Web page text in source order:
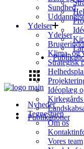
Nyheder
Tegnestuen
Om os
Vores team
Sundhed
Ydelser
Ydelser
Klima- og
Strategisk
Idéoplæg
Publikationer